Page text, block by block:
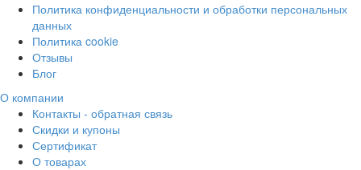
Политика конфиденциальности и обработки персональных
данных
Политика cookie
Отзывы
Блог
О компании
Контакты - обратная связь
Скидки и купоны
Сертификат
О товарах